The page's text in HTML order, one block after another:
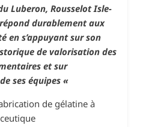
Luberon, Rousselot Isle-
durablement aux
en s’appuyant sur son
de valorisation des
et sur
ses équipes «
de gélatine à